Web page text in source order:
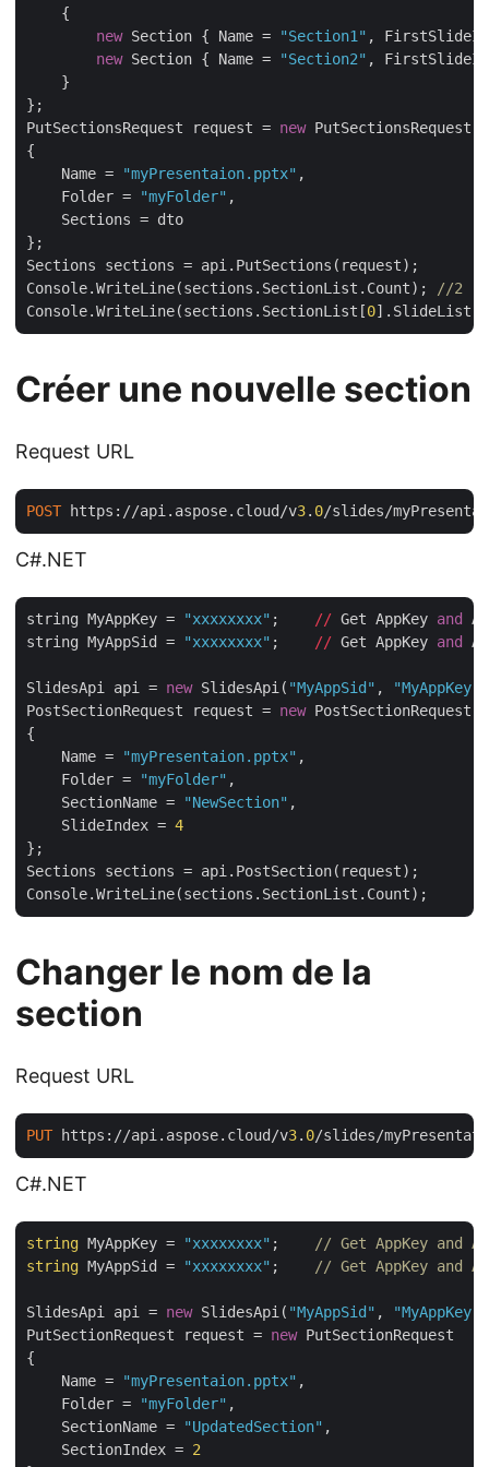
    {
new Section { Name = "Section1" ,
new Section { Name = "Section2" ,
    }
};
PutSectionsRequest request = new PutSectionsRequest
{
    Name =
"myPresentaion.pptx" ,
    Folder =
"myFolder" ,
    Sections = dto
};
Sections sections = api.PutSections(request);
Console.WriteLine(sections.SectionList.Count); //2
Console.WriteLine(sections.SectionList[0
Créer une nouvelle section
Request URL
POST https://api.aspose.cloud/v3. 0/slides/
C#.NET
string MyAppKey = "xxxxxxxx" ; // Get AppKey and
string MyAppSid =
"xxxxxxxx" ; // Get AppKey and
SlidesApi api = new SlidesApi( "MyAppSid" , "MyAppKey"
PostSectionRequest request = new PostSectionRequest
{
    Name =
"myPresentaion.pptx" ,
    Folder =
"myFolder" ,
    SectionName =
"NewSection" ,
    SlideIndex =
4
};
Sections sections = api.PostSection(request);
Changer le nom de la
section
Request URL
PUT https://api.aspose.cloud/v3. 0/slides/
C#.NET
string MyAppKey = "xxxxxxxx" ; // Get AppKey and
string MyAppSid = "xxxxxxxx" ; // Get AppKey and
SlidesApi api = new SlidesApi( "MyAppSid" , "MyAppKey"
PutSectionRequest request = new PutSectionRequest
{
    Name =
"myPresentaion.pptx" ,
    Folder =
"myFolder" ,
    SectionName =
"UpdatedSection" ,
    SectionIndex =
2